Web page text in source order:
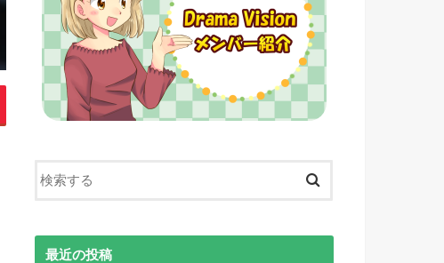
最近の投稿